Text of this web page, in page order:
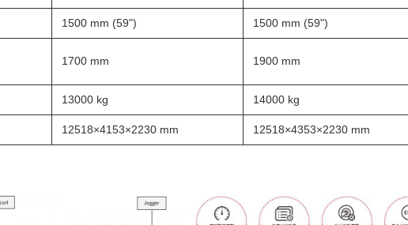
1500 mm (59") 1500 mm (59")
1700 mm 1900 mm
13000 kg 14000 kg
12518×4153×2230 mm 12518×4353×2230 mm